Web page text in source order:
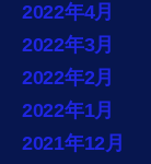
2022年4月
2022年3月
2022年2月
2022年1月
2021年12月